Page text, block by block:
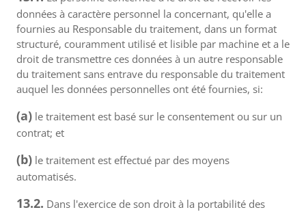
données à caractère personnel la concernant, qu'elle a
fournies au Responsable du traitement, dans un format
structuré, couramment utilisé et lisible par machine et a le
droit de transmettre ces données à un autre responsable
du traitement sans entrave du responsable du traitement
auquel les données personnelles ont été fournies, si:
(a) le traitement est basé sur le consentement ou sur un
contrat; et
(b) le traitement est effectué par des moyens
automatisés.
13.2. Dans l'exercice de son droit à la portabilité des